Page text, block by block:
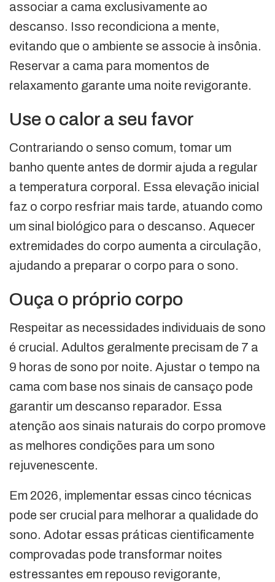
associar a cama exclusivamente ao
descanso. Isso recondiciona a mente,
evitando que o ambiente se associe à insônia.
Reservar a cama para momentos de
relaxamento garante uma noite revigorante.
Use o calor a seu favor
Contrariando o senso comum, tomar um
banho quente antes de dormir ajuda a regular
a temperatura corporal. Essa elevação inicial
faz o corpo resfriar mais tarde, atuando como
um sinal biológico para o descanso. Aquecer
extremidades do corpo aumenta a circulação,
ajudando a preparar o corpo para o sono.
Ouça o próprio corpo
Respeitar as necessidades individuais de sono
é crucial. Adultos geralmente precisam de 7 a
9 horas de sono por noite. Ajustar o tempo na
cama com base nos sinais de cansaço pode
garantir um descanso reparador. Essa
atenção aos sinais naturais do corpo promove
as melhores condições para um sono
rejuvenescente.
Em 2026, implementar essas cinco técnicas
pode ser crucial para melhorar a qualidade do
sono. Adotar essas práticas cientificamente
comprovadas pode transformar noites
estressantes em repouso revigorante,